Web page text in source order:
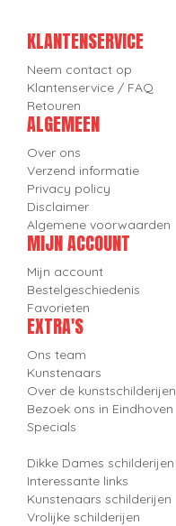
KLANTENSERVICE
Neem contact op
Klantenservice / FAQ
Retouren
ALGEMEEN
Over ons
Verzend informatie
Privacy policy
Disclaimer
Algemene voorwaarden
MIJN ACCOUNT
Mijn account
Bestelgeschiedenis
Favorieten
EXTRA'S
Ons team
Kunstenaars
Over de kunstschilderijen
Bezoek ons in Eindhoven
Specials
Dikke Dames schilderijen
Interessante links
Kunstenaars schilderijen
Vrolijke schilderijen